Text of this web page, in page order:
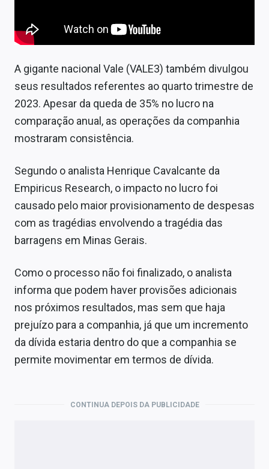
A gigante nacional Vale (VALE3) também divulgou
seus resultados referentes ao quarto trimestre de
2023. Apesar da queda de 35% no lucro na
comparação anual, as operações da companhia
mostraram consistência.
Segundo o analista Henrique Cavalcante da
Empiricus Research, o impacto no lucro foi
causado pelo maior provisionamento de despesas
com as tragédias envolvendo a tragédia das
barragens em Minas Gerais.
Como o processo não foi finalizado, o analista
informa que podem haver provisões adicionais
nos próximos resultados, mas sem que haja
prejuízo para a companhia, já que um incremento
da dívida estaria dentro do que a companhia se
permite movimentar em termos de dívida.
CONTINUA DEPOIS DA PUBLICIDADE